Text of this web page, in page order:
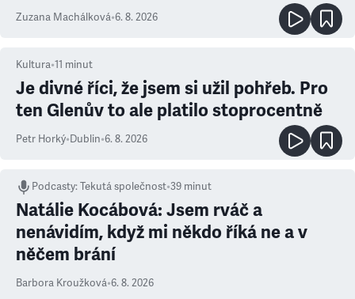
Zuzana Machálková•6. 8. 2026
Kultura•11 minut
Je divné říci, že jsem si užil pohřeb. Pro
ten Glenův to ale platilo stoprocentně
Petr Horký•Dublin•6. 8. 2026
Podcasty:Tekutá společnost•39 minut
Natálie Kocábová: Jsem rváč a
nenávidím, když mi někdo říká ne a v
něčem brání
Barbora Kroužková•6. 8. 2026